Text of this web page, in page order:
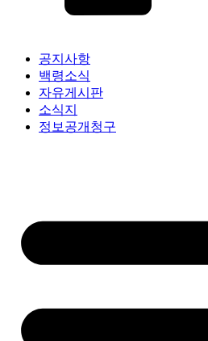
공지사항
백령소식
자유게시판
소식지
정보공개청구